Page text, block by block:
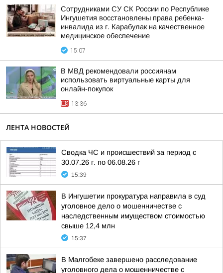
Сотрудниками СУ СК России по Республике
Ингушетия восстановлены права ребенка-
инвалида из г. Карабулак на качественное
медицинское обеспечение
15:07
В МВД рекомендовали россиянам
использовать виртуальные карты для
онлайн-покупок
13:36
ЛЕНТА НОВОСТЕЙ
Сводка ЧС и происшествий за период с
30.07.26 г. по 06.08.26 г
15:39
В Ингушетии прокуратура направила в суд
уголовное дело о мошенничестве с
наследственным имуществом стоимостью
свыше 12,4 млн
15:37
В Малгобеке завершено расследование
уголовного дела о мошенничестве с